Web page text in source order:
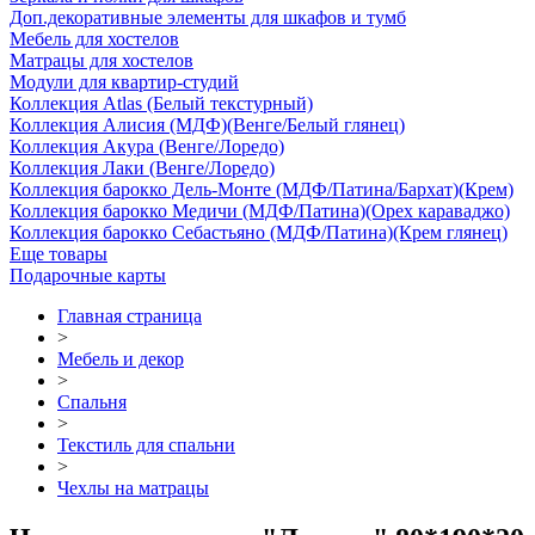
Доп.декоративные элементы для шкафов и тумб
Мебель для хостелов
Матрацы для хостелов
Модули для квартир-студий
Коллекция Atlas (Белый текстурный)
Коллекция Алисия (МДФ)(Венге/Белый глянец)
Коллекция Акура (Венге/Лоредо)
Коллекция Лаки (Венге/Лоредо)
Коллекция барокко Дель-Монте (МДФ/Патина/Бархат)(Крем)
Коллекция барокко Медичи (МДФ/Патина)(Орех караваджо)
Коллекция барокко Себастьяно (МДФ/Патина)(Крем глянец)
Еще товары
Подарочные карты
Главная страница
>
Мебель и декор
>
Спальня
>
Текстиль для спальни
>
Чехлы на матрацы